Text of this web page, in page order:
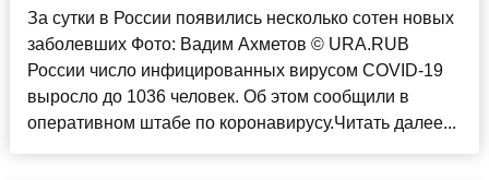
За сутки в России появились несколько сотен новых
заболевших Фото: Вадим Ахметов © URA.RUВ
России число инфицированных вирусом COVID-19
выросло до 1036 человек. Об этом сообщили в
оперативном штабе по коронавирусу.Читать далее...